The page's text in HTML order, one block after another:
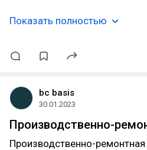
Показать полностью
bc basis
30.01.2023
Производственно-
Производственно-